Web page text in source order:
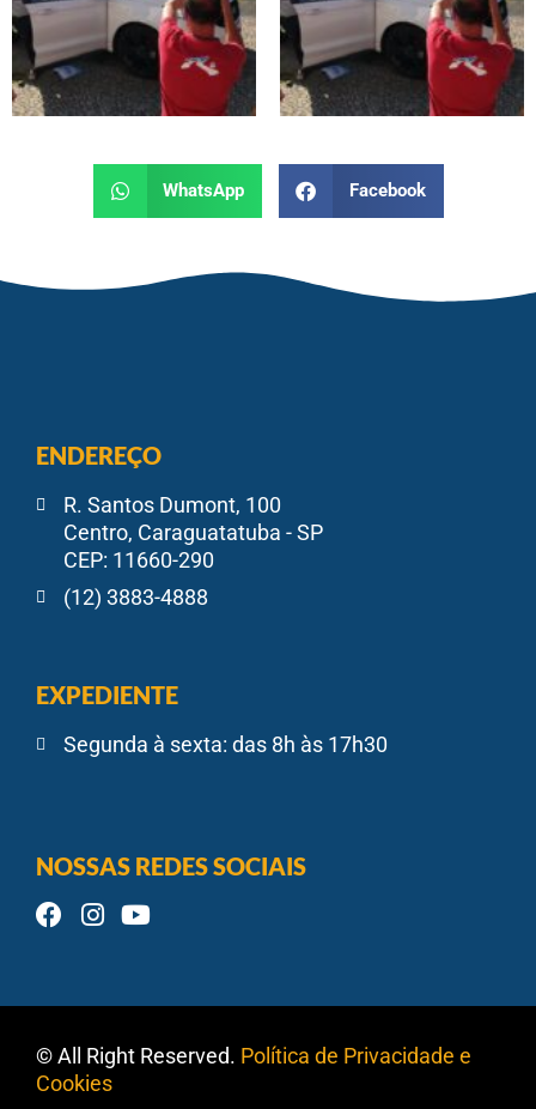
WhatsApp Facebook
ENDEREÇO
R. Santos Dumont, 100
Centro, Caraguatatuba - SP
CEP: 11660-290
(12) 3883-4888
EXPEDIENTE
Segunda à sexta: das 8h às 17h30
NOSSAS REDES SOCIAIS
© All Right Reserved. Política de Privacidade e
Cookies